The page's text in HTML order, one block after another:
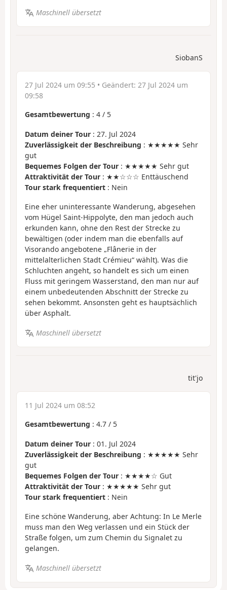
Maschinell übersetzt
SiobanS
27 Jul 2024 um 09:55 • Geändert: 27 Jul 2024 um
09:58
Gesamtbewertung : 4 / 5
Datum deiner Tour : 27. Jul 2024
Zuverlässigkeit der Beschreibung : ★★★★★ Sehr
gut
Bequemes Folgen der Tour : ★★★★★ Sehr gut
Attraktivität der Tour : ★★☆☆☆ Enttäuschend
Tour stark frequentiert : Nein
Eine eher uninteressante Wanderung, abgesehen
vom Hügel Saint-Hippolyte, den man jedoch auch
erkunden kann, ohne den Rest der Strecke zu
bewältigen (oder indem man die ebenfalls auf
Visorando angebotene „Flânerie in der
mittelalterlichen Stadt Crémieu“ wählt). Was die
Schluchten angeht, so handelt es sich um einen
Fluss mit geringem Wasserstand, den man nur auf
einem unbedeutenden Abschnitt der Strecke zu
sehen bekommt. Ansonsten geht es hauptsächlich
über Asphalt.
Maschinell übersetzt
tit'jo
11 Jul 2024 um 08:52
Gesamtbewertung : 4.7 / 5
Datum deiner Tour : 01. Jul 2024
Zuverlässigkeit der Beschreibung : ★★★★★ Sehr
gut
Bequemes Folgen der Tour : ★★★★☆ Gut
Attraktivität der Tour : ★★★★★ Sehr gut
Tour stark frequentiert : Nein
Eine schöne Wanderung, aber Achtung: In Le Merle
muss man den Weg verlassen und ein Stück der
Straße folgen, um zum Chemin du Signalet zu
gelangen.
Maschinell übersetzt